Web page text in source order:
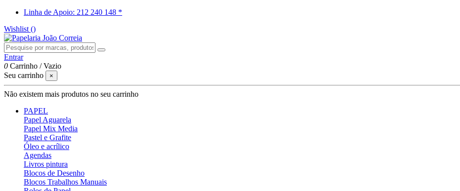
Linha de Apoio: 212 240 148 *
Wishlist ()
Entrar
0 Carrinho /Vazio
Seu carrinho
×
Não existem mais produtos no seu carrinho
PAPEL
Papel Aguarela
Papel Mix Media
Pastel e Grafite
Óleo e acrílico
Agendas
Livros pintura
Blocos de Desenho
Blocos Trabalhos Manuais